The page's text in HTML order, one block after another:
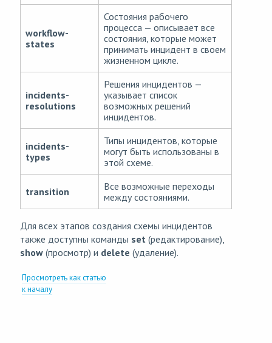
workflow-
states
Состояния рабочего
процесса — описывает все
состояния, которые может
принимать инцидент в своем
жизненном цикле.
incidents-
resolutions
Решения инцидентов —
указывает список
возможных решений
инцидентов.
incidents-
types
Типы инцидентов, которые
могут быть использованы в
этой схеме.
transition
Все возможные переходы
между состояниями.
Для всех этапов создания схемы инцидентов
также доступны команды set (редактирование),
show (просмотр) и delete (удаление).
Просмотреть как статью
к началу